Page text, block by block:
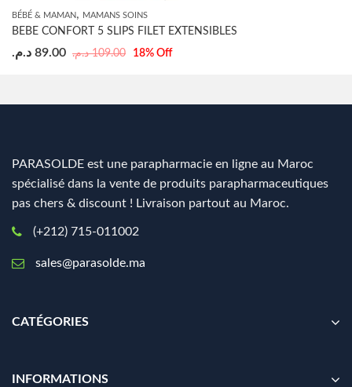
BÉBÉ & MAMAN, MAMANS SOINS
BEBE CONFORT 5 SLIPS FILET EXTENSIBLES
109.00 د.م. 89.00 د.م. 18% Off
PARASOLDE est une parapharmacie en ligne au Maroc
spécialisé dans la vente de produits parapharmaceutiques
pas chers & discount ! Livraison partout au Maroc.
(+212) 715-011002
sales@parasolde.ma
CATÉGORIES
INFORMATIONS